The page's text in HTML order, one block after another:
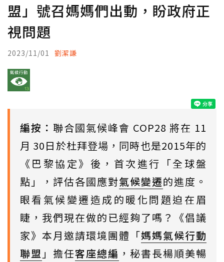
盟」號召媽媽們出動，盼政府正
視問題
2023/11/01 劉潔謙
編按： 聯合國氣候峰會 COP28 將在 11
月 30日於杜拜登場，同時也是2015年的
《巴黎協定》後，首次進行「全球盤
點」，評估各國應對氣候變遷的進度。
眼看氣候變遷造成的暖化問題迫在眉
睫，我們現在做的已經夠了嗎？《倡議
家》本月邀請環境團體「媽媽氣候行動
聯盟 」擔任客座總編 ，秘書長楊順美暢